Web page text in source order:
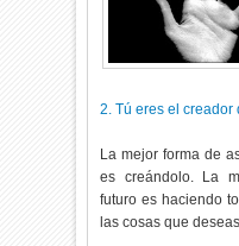
2. Tú eres el
La mejor forma de
es creándolo. La
futuro es haciendo
las cosas que